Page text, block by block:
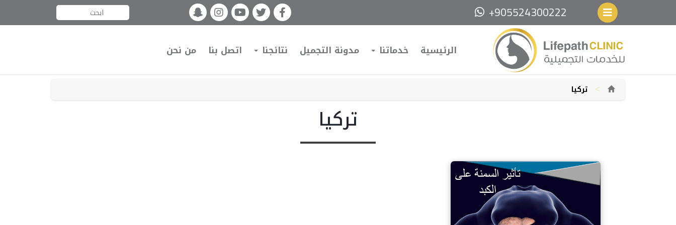
+905524300222
الرئيسية خدماتنا مدونة التجميل نتائجنا اتصل بنا من نحن
> تركيا
تركيا